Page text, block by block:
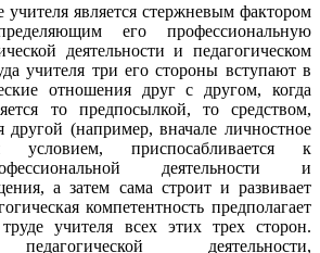
учителя является стержневым фактором
его профессиональную
деятельности и педагогическом
учителя три его стороны вступают в
отношения друг с другом, когда
то предпосылкой, то средством,
другой (например, вначале личностное
условием, приспосабливается к
деятельности и
а затем сама строит и развивает
компетентность предполагает
учителя всех этих трех сторон.
деятельности,